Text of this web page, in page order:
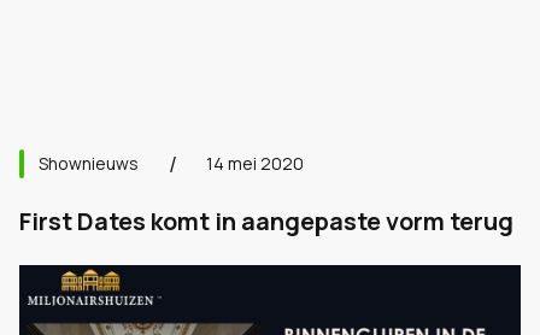
Shownieuws 14 mei 2020
First Dates komt in aangepaste vorm terug